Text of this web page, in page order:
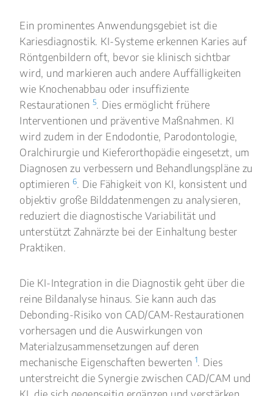
Ein prominentes Anwendungsgebiet ist die
Kariesdiagnostik. KI-Systeme erkennen Karies auf
Röntgenbildern oft, bevor sie klinisch sichtbar
wird, und markieren auch andere Auffälligkeiten
wie Knochenabbau oder insuffiziente
Restaurationen 5. Dies ermöglicht frühere
Interventionen und präventive Maßnahmen. KI
wird zudem in der Endodontie, Parodontologie,
Oralchirurgie und Kieferorthopädie eingesetzt, um
Diagnosen zu verbessern und Behandlungspläne zu
optimieren 6. Die Fähigkeit von KI, konsistent und
objektiv große Bilddatenmengen zu analysieren,
reduziert die diagnostische Variabilität und
unterstützt Zahnärzte bei der Einhaltung bester
Praktiken.
Die KI-Integration in die Diagnostik geht über die
reine Bildanalyse hinaus. Sie kann auch das
Debonding-Risiko von CAD/CAM-Restaurationen
vorhersagen und die Auswirkungen von
Materialzusammensetzungen auf deren
mechanische Eigenschaften bewerten 1. Dies
unterstreicht die Synergie zwischen CAD/CAM und